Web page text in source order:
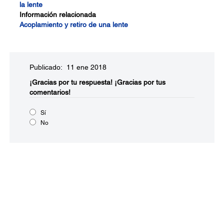
la lente
Información relacionada
Acoplamiento y retiro de una lente
Publicado: 11 ene 2018
¡Gracias por tu respuesta! ¡Gracias por tus
comentarios!
Sí
No